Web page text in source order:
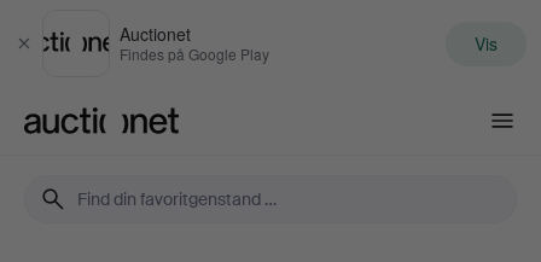
Luk
Auctionet
Findes på Google Play Vis